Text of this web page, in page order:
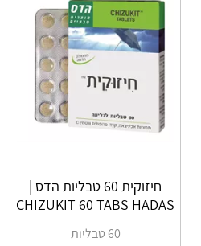
חיזוקית 60 טבליות הדס |
CHIZUKIT‎ ‎60‎ ‎TABS‎ ‎HADAS
60 טבליות